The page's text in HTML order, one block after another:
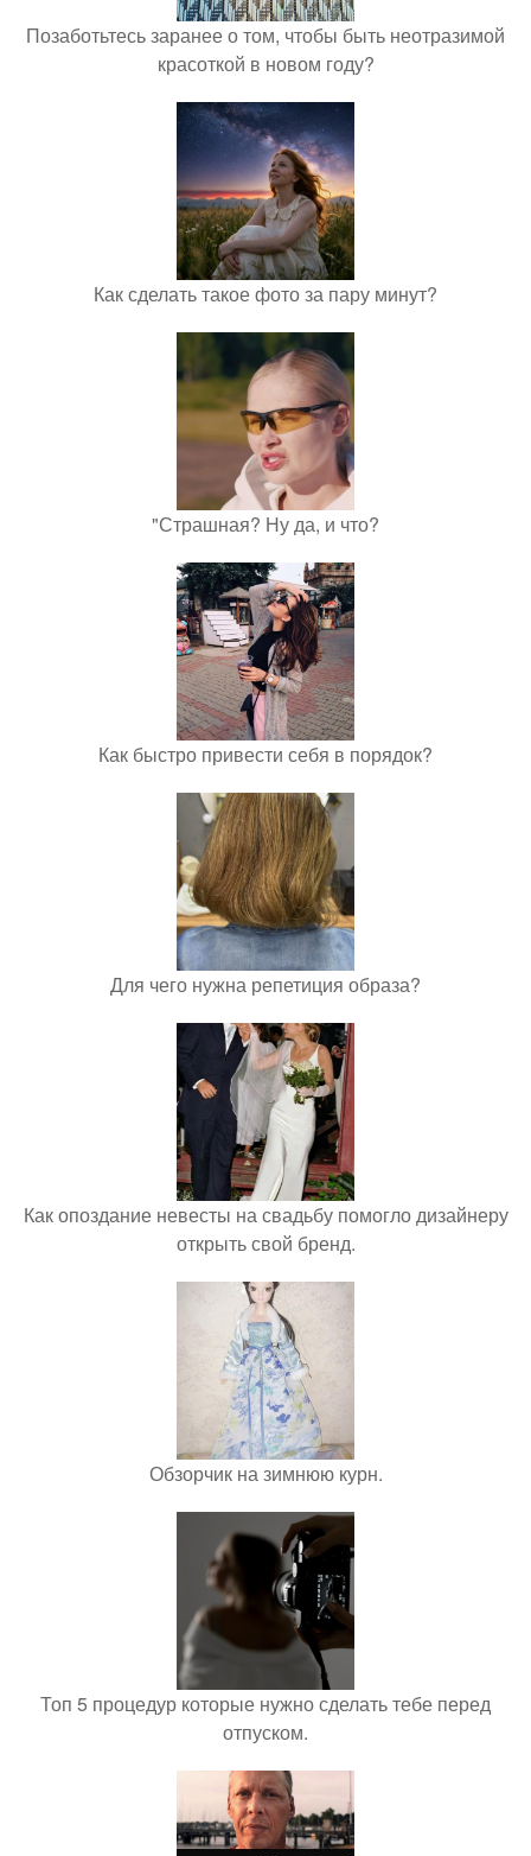
Позаботьтесь заранее о том, чтобы быть неотразимой
красоткой в новом году?
Как сделать такое фото за пару минут?
"Страшная? Ну да, и что?
Как быстро привести себя в порядок?
Для чего нужна репетиция образа?
Как опоздание невесты на свадьбу помогло дизайнеру
открыть свой бренд.
Обзорчик на зимнюю курн.
Топ 5 процедур которые нужно сделать тебе перед
отпуском.